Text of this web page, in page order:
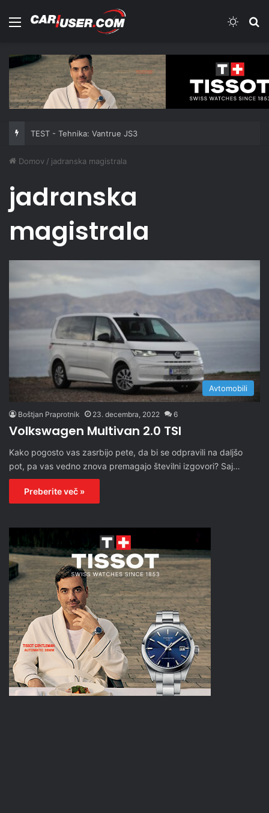
Meni
TEST - Tehnika: Vantrue JS3
Domov / jadranska magistrala
jadranska
magistrala
Avtomobili
Boštjan Praprotnik 23. decembra, 2022 6
Volkswagen Multivan 2.0 TSI
Kako pogosto vas zasrbijo pete, da bi se odpravili na daljšo
pot, pa vas vedno znova premagajo številni izgovori? Saj…
Preberite več »